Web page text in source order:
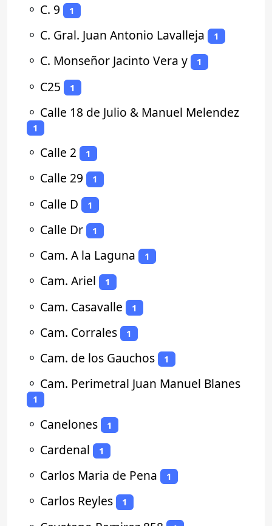
⚬ C. 9 1
⚬ C. Gral. Juan Antonio Lavalleja 1
⚬ C. Monseñor Jacinto Vera y 1
⚬ C25 1
⚬ Calle 18 de Julio & Manuel Melendez
1
⚬ Calle 2 1
⚬ Calle 29 1
⚬ Calle D 1
⚬ Calle Dr 1
⚬ Cam. A la Laguna 1
⚬ Cam. Ariel 1
⚬ Cam. Casavalle 1
⚬ Cam. Corrales 1
⚬ Cam. de los Gauchos 1
⚬ Cam. Perimetral Juan Manuel Blanes
1
⚬ Canelones 1
⚬ Cardenal 1
⚬ Carlos Maria de Pena 1
⚬ Carlos Reyles 1